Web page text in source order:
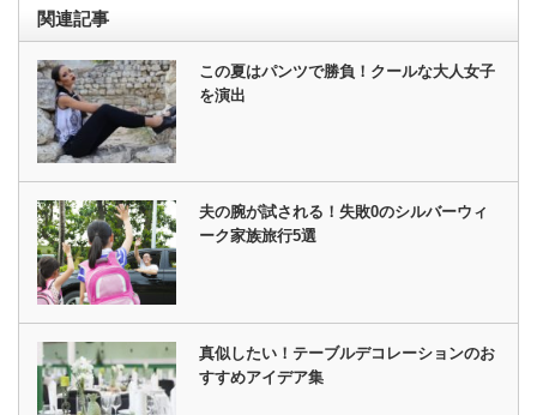
関連記事
この夏はパンツで勝負！クールな大人女子
を演出
夫の腕が試される！失敗0のシルバーウィ
ーク家族旅行5選
真似したい！テーブルデコレーションのお
すすめアイデア集